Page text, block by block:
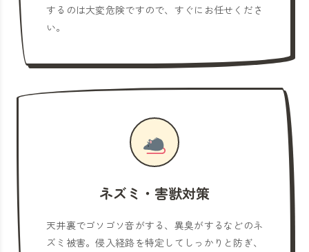
するのは大変危険ですので、すぐにお任せくださ
い。
ネズミ・害獣対策
天井裏でゴソゴソ音がする、異臭がするなどのネ
ズミ被害。侵入経路を特定してしっかりと防ぎ、